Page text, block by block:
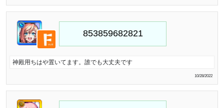
神殿用ちはや置いてます。誰でも大丈夫です
10/28/2022